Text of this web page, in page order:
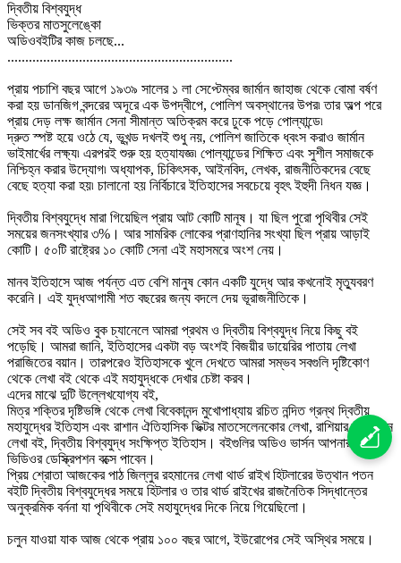
দ্বিতীয় বিশ্বযুদ্ধ
ভিক্তর মাতসুলেঙ্কো
অডিওবইটির কাজ চলছে...
...............................................................
প্রায় পচাশি বছর আগে ১৯৩৯ সালের ১ লা সেপ্টেম্বর জার্মান জাহাজ থেকে বোমা বর্ষণ
করা হয় ডানজিগ বন্দরের অদূরে এক উপদ্বীপে, পোলিশ অবস্থানের উপর৷ তার অল্প পরে
প্রায় দেড় লক্ষ জার্মান সেনা সীমান্ত অতিক্রম করে ঢুকে পড়ে পোল্যান্ডে৷
দ্রুত স্পষ্ট হয়ে ওঠে যে, ভূখন্ড দখলই শুধু নয়, পোলিশ জাতিকে ধ্বংস করাও জার্মান
ভাইমার্খের লক্ষ্য৷ এরপরই শুরু হয় হত্যাযজ্ঞ৷ পোল্যান্ডের শিক্ষিত এবং সুশীল সমাজকে
নিশ্চিহ্ন করার উদ্যোগ৷ অধ্যাপক, চিকিৎসক, আইনবিদ, লেখক, রাজনীতিকদের বেছে
বেছে হত্যা করা হয়৷ চালানো হয় নির্বিচারে ইতিহাসের সবচেয়ে বৃহৎ ইহুদী নিধন যজ্ঞ।
দ্বিতীয় বিশ্বযুদ্ধে মারা গিয়েছিল প্রায় আট কোটি মানূষ। যা ছিল পুরো পৃথিবীর সেই
সময়ের জনসংখ্যার ৩%। আর সামরিক লোকের প্রাণহানির সংখ্যা ছিল প্রায় আড়াই
কোটি। ৫০টি রাষ্ট্রের ১০ কোটি সেনা এই মহাসমরে অংশ নেয়।
মানব ইতিহাসে আজ পর্যন্ত এত বেশি মানুষ কোন একটি যুদ্ধে আর কখনোই মৃত্যুবরণ
করেনি। এই যুদ্ধআগামী শত বছরের জন্য বদলে দেয় ভূরাজনীতিকে।
সেই সব বই অডিও বুক চ্যানেলে আমরা প্রথম ও দ্বিতীয় বিশ্বযুদ্ধ নিয়ে কিছু বই
পড়েছি। আমরা জানি, ইতিহাসের একটা বড় অংশই বিজয়ীর ডায়েরির পাতায় লেখা
পরাজিতের বয়ান। তারপরেও ইতিহাসকে খুলে দেখতে আমরা সম্ভব সবগুলি দৃষ্টিকোণ
থেকে লেখা বই থেকে এই মহাযুদ্ধকে দেখার চেষ্টা করব।
এদের মাঝে দুটি উল্লেখযোগ্য বই,
মিত্র শক্তির দৃষ্টিভঙ্গি থেকে লেখা বিবেকানন্দ মুখোপাধ্যায় রচিত নন্দিত গ্রন্থ দ্বিতীয়
মহাযুদ্ধের ইতিহাস এবং রাশান ঐতিহাসিক ভিক্টর মাতসেলেনকোর লেখা, রাশিয়ার দৃষ্টিকোনে
লেখা বই, দ্বিতীয় বিশ্বযুদ্ধ সংক্ষিপ্ত ইতিহাস। বইগুলির অডিও ভার্সন আপনারা এই
ভিডিওর ডেস্ক্রিপশন বক্সে পাবেন।
প্রিয় শ্রোতা আজকের পাঠ জিল্লুর রহমানের লেখা থার্ড রাইখ হিটলারের উত্থান পতন
বইটি দ্বিতীয় বিশ্বযুদ্ধের সময়ে হিটলার ও তার থার্ড রাইখের রাজনৈতিক সিদ্ধান্তের
অনুক্রমিক বর্ননা যা পৃথিবীকে সেই মহাযুদ্ধের দিকে নিয়ে গিয়েছিলো।
চলুন যাওয়া যাক আজ থেকে প্রায় ১০০ বছর আগে, ইউরোপের সেই অস্থির সময়ে।